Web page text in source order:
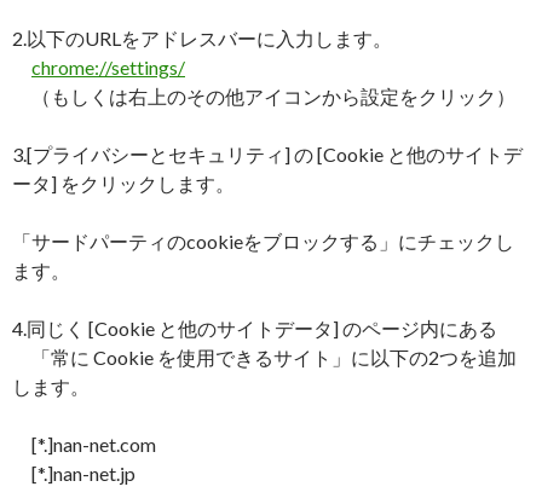
2.以下のURLをアドレスバーに入力します。
chrome://settings/
（もしくは右上のその他アイコンから設定をクリック）
3.[プライバシーとセキュリティ] の [Cookie と他のサイトデ
ータ] をクリックします。
「サードパーティのcookieをブロックする」にチェックし
ます。
4.同じく [Cookie と他のサイトデータ] のページ内にある
「常に Cookie を使用できるサイト」に以下の2つを追加
します。
[*.]nan-net.com
[*.]nan-net.jp